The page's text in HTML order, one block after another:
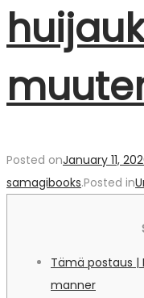
Posted onJanuary 11,
samagibooks.Posted in
Tämä postaus |
manner